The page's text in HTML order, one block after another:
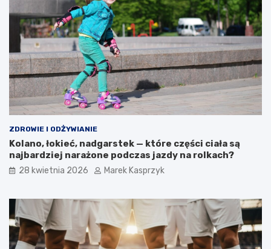
ZDROWIE I ODŻYWIANIE
Kolano, łokieć, nadgarstek — które części ciała są
najbardziej narażone podczas jazdy na rolkach?
28 kwietnia 2026 Marek Kasprzyk